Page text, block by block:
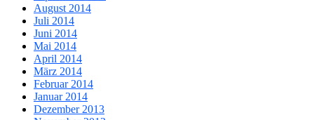
August 2014
Juli 2014
Juni 2014
Mai 2014
April 2014
März 2014
Februar 2014
Januar 2014
Dezember 2013